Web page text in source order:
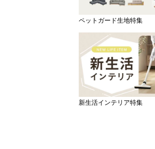
ペットガード生地特集
新生活インテリア特集